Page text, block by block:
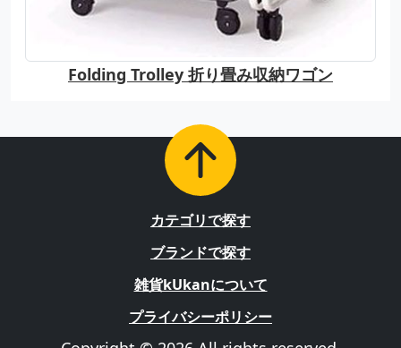
Folding Trolley 折り畳み収納ワゴン
カテゴリで探す
ブランドで探す
雑貨kUkanについて
プライバシーポリシー